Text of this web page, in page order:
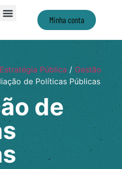
Minha conta
Pública / Gestão
de Políticas Públicas
de